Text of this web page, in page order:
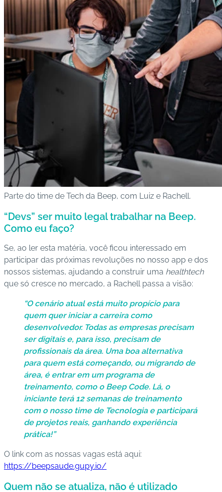
Parte do time de Tech da Beep, com Luiz e Rachell.
“Devs” ser muito legal trabalhar na Beep.
Como eu faço?
Se, ao ler esta matéria, você ficou interessado em
participar das próximas revoluções no nosso app e dos
nossos sistemas, ajudando a construir uma healthtech
que só cresce no mercado, a Rachell passa a visão:
“O cenário atual está muito propício para
quem quer iniciar a carreira como
desenvolvedor. Todas as empresas precisam
ser digitais e, para isso, precisam de
profissionais da área. Uma boa alternativa
para quem está começando, ou migrando de
área, é entrar em um programa de
treinamento, como o Beep Code. Lá, o
iniciante terá 12 semanas de treinamento
com o nosso time de Tecnologia e participará
de projetos reais, ganhando experiência
prática!”
O link com as nossas vagas está aqui:
https://beepsaude.gupy.io/
Quem não se atualiza, não é utilizado